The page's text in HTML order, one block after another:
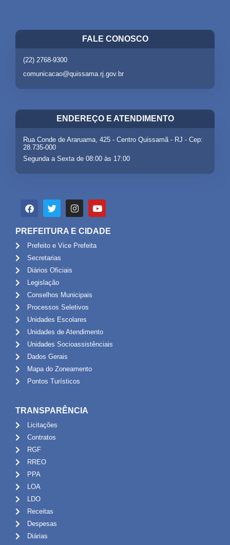
FALE CONOSCO
(22) 2768-9300
comunicacao@quissama.rj.gov.br
ENDEREÇO E ATENDIMENTO
Rua Conde de Araruama, 425 - Centro Quissamã - RJ - Cep:
28.735-000
Segunda a Sexta de 08:00 às 17:00
PREFEITURA E CIDADE
Prefeito e Vice Prefeita
Secretarias
Diários Oficiais
Legislação
Conselhos Municipais
Processos Seletivos
Unidades Escolares
Unidades de Atendimento
Unidades Socioassistênciais
Dados Gerais
Mapa do Zoneamento
Pontos Turísticos
TRANSPARÊNCIA
Licitações
Contratos
RGF
RREO
PPA
LOA
LDO
Receitas
Despesas
Diárias